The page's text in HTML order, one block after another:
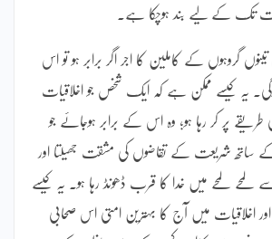
تک کے لیے بند ہوچکا ہے۔
گروہوں کے کاملین کا اجر اگر برابر ہو تو اس
یہ کیسے ممکن ہے کہ ایک شخص جو اخلاقیات
طریقے پر کر رہا ہو؛ وہ اس کے برابر ہوجائے جو
ساتھ شریعت کے تقاضوں کی مشقت جھیلتا اور
لمحے میں خدا کا قرب ڈھونڈ رہا ہو۔ یہ کیسے
اخلاقیات میں آج کا بہترین امتی اس صحابی